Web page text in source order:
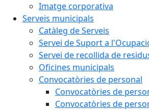
Imatge corporativa
Serveis municipals
Catàleg de Serveis
Servei de Suport a
Servei de recollida de
Oficines municipals
Convocatòries de personal
Convocatòries de
Convocatòries de